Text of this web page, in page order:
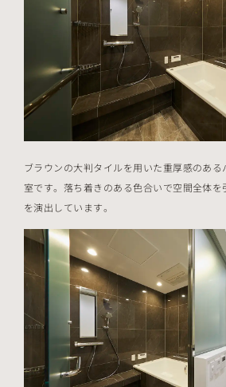
ブラウンの大判タイルを用いた重厚感のあ
室です。落ち着きのある色合いで空間全体
を演出しています。